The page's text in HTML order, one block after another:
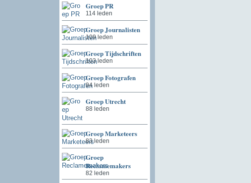
Groep PR
114 leden
Groep Journalisten
109 leden
Groep Tijdschriften
103 leden
Groep Fotografen
94 leden
Groep Utrecht
88 leden
Groep Marketeers
83 leden
Groep
Reclamemakers
82 leden